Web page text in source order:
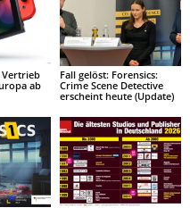
ab
Fall gelöst: Forensics:
Crime Scene Detective
erscheint heute (Update)